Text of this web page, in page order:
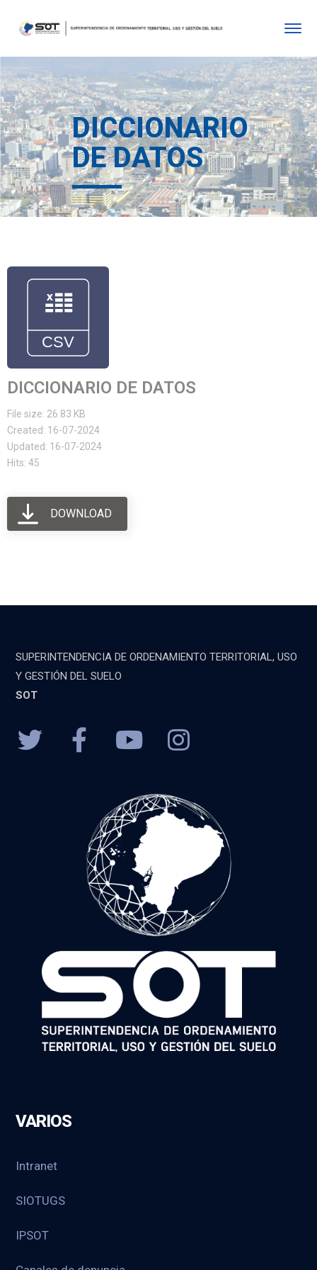
DICCIONARIO
DE DATOS
DICCIONARIO DE DATOS
File size: 26.83 KB
Created: 16-07-2024
Updated: 16-07-2024
Hits: 45
DOWNLOAD
SUPERINTENDENCIA DE ORDENAMIENTO TERRITORIAL, USO
Y GESTIÓN DEL SUELO
SOT
VARIOS
Intranet
SIOTUGS
IPSOT